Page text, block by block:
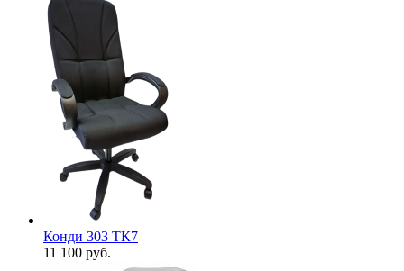
Конди 303 ТК7
11 100 руб.